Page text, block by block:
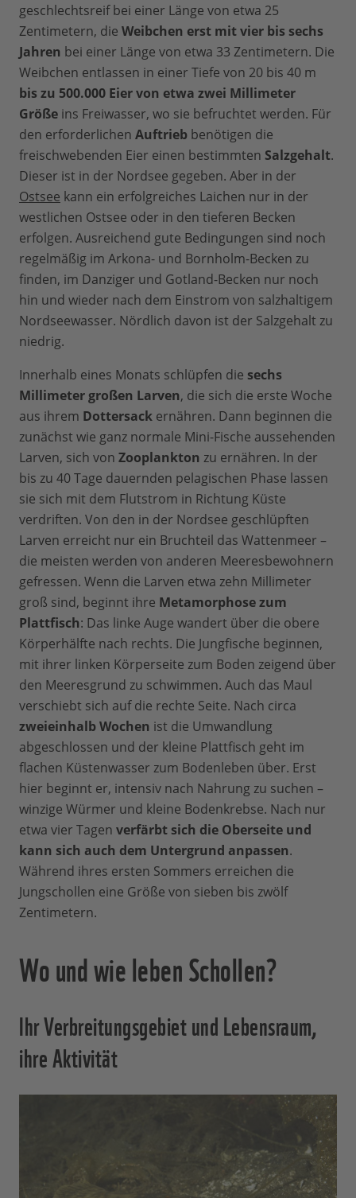
geschlechtsreif bei einer Länge von etwa 25
Zentimetern, die Weibchen erst mit vier bis sechs
Jahren bei einer Länge von etwa 33 Zentimetern. Die
Weibchen entlassen in einer Tiefe von 20 bis 40 m
bis zu 500.000 Eier von etwa zwei Millimeter
Größe ins Freiwasser, wo sie befruchtet werden. Für
den erforderlichen Auftrieb benötigen die
freischwebenden Eier einen bestimmten Salzgehalt.
Dieser ist in der Nordsee gegeben. Aber in der
Ostsee kann ein erfolgreiches Laichen nur in der
westlichen Ostsee oder in den tieferen Becken
erfolgen. Ausreichend gute Bedingungen sind noch
regelmäßig im Arkona- und Bornholm-Becken zu
finden, im Danziger und Gotland-Becken nur noch
hin und wieder nach dem Einstrom von salzhaltigem
Nordseewasser. Nördlich davon ist der Salzgehalt zu
niedrig.
Innerhalb eines Monats schlüpfen die sechs
Millimeter großen Larven, die sich die erste Woche
aus ihrem Dottersack ernähren. Dann beginnen die
zunächst wie ganz normale Mini-Fische aussehenden
Larven, sich von Zooplankton zu ernähren. In der
bis zu 40 Tage dauernden pelagischen Phase lassen
sie sich mit dem Flutstrom in Richtung Küste
verdriften. Von den in der Nordsee geschlüpften
Larven erreicht nur ein Bruchteil das Wattenmeer –
die meisten werden von anderen Meeresbewohnern
gefressen. Wenn die Larven etwa zehn Millimeter
groß sind, beginnt ihre Metamorphose zum
Plattfisch: Das linke Auge wandert über die obere
Körperhälfte nach rechts. Die Jungfische beginnen,
mit ihrer linken Körperseite zum Boden zeigend über
den Meeresgrund zu schwimmen. Auch das Maul
verschiebt sich auf die rechte Seite. Nach circa
zweieinhalb Wochen ist die Umwandlung
abgeschlossen und der kleine Plattfisch geht im
flachen Küstenwasser zum Bodenleben über. Erst
hier beginnt er, intensiv nach Nahrung zu suchen –
winzige Würmer und kleine Bodenkrebse. Nach nur
etwa vier Tagen verfärbt sich die Oberseite und
kann sich auch dem Untergrund anpassen.
Während ihres ersten Sommers erreichen die
Jungschollen eine Größe von sieben bis zwölf
Zentimetern.
Wo und wie leben Schollen?
Ihr Verbreitungsgebiet und Lebensraum,
ihre Aktivität